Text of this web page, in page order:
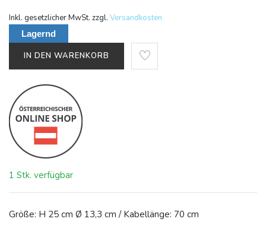
Inkl. gesetzlicher MwSt. zzgl. Versandkosten
Lagernd
IN DEN WARENKORB
1 Stk. verfügbar
Größe: H 25 cm Ø 13,3 cm / Kabellänge: 70 cm